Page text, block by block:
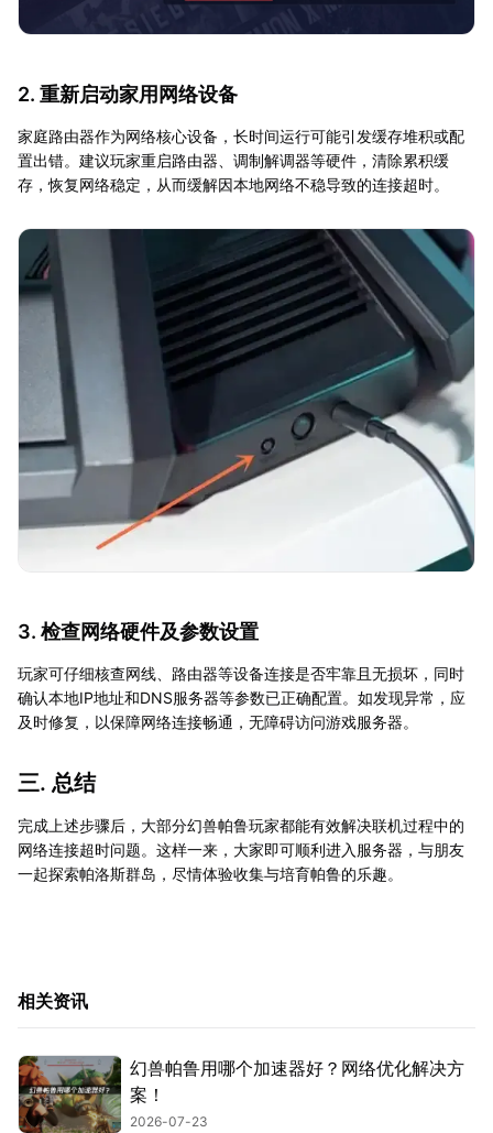
2. 重新启动家用网络设备
家庭路由器作为网络核心设备，长时间运行可能引发缓存堆积或配
置出错。建议玩家重启路由器、调制解调器等硬件，清除累积缓
存，恢复网络稳定，从而缓解因本地网络不稳导致的连接超时。
3. 检查网络硬件及参数设置
玩家可仔细核查网线、路由器等设备连接是否牢靠且无损坏，同时
确认本地IP地址和DNS服务器等参数已正确配置。如发现异常，应
及时修复，以保障网络连接畅通，无障碍访问游戏服务器。
三. 总结
完成上述步骤后，大部分幻兽帕鲁玩家都能有效解决联机过程中的
网络连接超时问题。这样一来，大家即可顺利进入服务器，与朋友
一起探索帕洛斯群岛，尽情体验收集与培育帕鲁的乐趣。
相关资讯
幻兽帕鲁用哪个加速器好？网络优化解决方
案！
2026-07-23